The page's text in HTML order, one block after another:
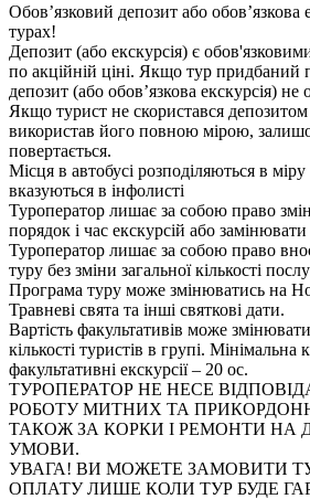
Обов’язковий депозит або обов’язкова
турах!
Депозит (або екскурсія) є
по акційній ціні. Якщо тур придбаний
депозит (або обов’язкова екскурсія) не
Якщо турист не скористався
використав його повною мірою,
повертається.
Місця в автобусі розподіляються в
вказуються в інфолисті
Туроператор лишає за собою право
порядок і час екскурсій або замінювати
Туроператор лишає за собою право
туру без зміни загальної кількості
Програма туру може змінюватись на
Травневі свята та інші святкові дати.
Вартість факультативів може
кількості туристів в групі. Мінімальна
факультативні екскурсії – 20 ос.
ТУРОПЕРАТОР НЕ НЕСЕ
РОБОТУ МИТНИХ ТА
ТАКОЖ ЗА КОРКИ І РЕМОНТИ НА
УМОВИ.
УВАГА! ВИ МОЖЕТЕ ЗАМОВИТИ
ОПЛАТУ ЛИШЕ КОЛИ ТУР БУДЕ